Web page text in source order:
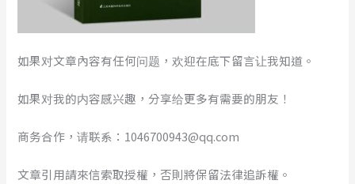
如果对文章內容有任何问题，欢迎在底下留言让我知道。
如果对我的内容感兴趣，分享给更多有需要的朋友！
商务合作，请联系：1046700943@qq.com
文章引用請來信索取授權，否則將保留法律追訴權。